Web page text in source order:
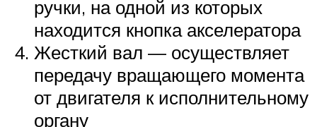
ручки, на одной из которых
находится кнопка акселератора
Жесткий вал — осуществляет
передачу вращающего момента
от двигателя к исполнительному
органу